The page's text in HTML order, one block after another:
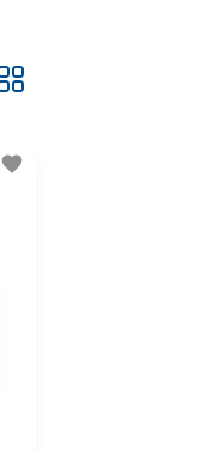
favorite